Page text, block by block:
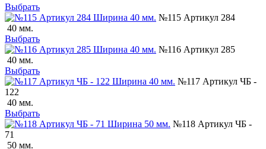
Выбрать
№115 Артикул 284
40 мм.
Выбрать
№116 Артикул 285
40 мм.
Выбрать
№117 Артикул ЧБ -
122
40 мм.
Выбрать
№118 Артикул ЧБ -
71
50 мм.